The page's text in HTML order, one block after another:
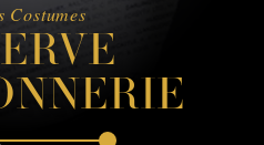
Costumes